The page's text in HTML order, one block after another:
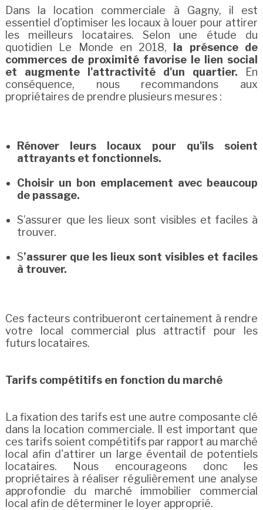
Dans la location commerciale à Gagny, il est
essentiel d'optimiser les locaux à louer pour attirer
les meilleurs locataires. Selon une étude du
quotidien Le Monde en 2018,
la présence de
commerces de proximité favorise le lien social
et augmente l'attractivité d'un quartier. En
conséquence, nous recommandons aux
propriétaires de prendre plusieurs mesures :
Rénover leurs locaux pour qu'ils soient
attrayants et fonctionnels.
Choisir un bon emplacement avec beaucoup
de passage.
S’assurer que les lieux sont visibles et faciles à
trouver.
S’assurer que les lieux sont visibles et faciles
à trouver.
Ces facteurs contribueront certainement à rendre
votre local commercial plus attractif pour les
futurs locataires.
Tarifs compétitifs en fonction du marché
La fixation des tarifs est une autre composante clé
dans la location commerciale. Il est important que
ces tarifs soient compétitifs par rapport au marché
local afin d'attirer un large éventail de potentiels
locataires. Nous encourageons donc les
propriétaires à réaliser régulièrement une analyse
approfondie du marché immobilier commercial
local afin de déterminer le loyer approprié.